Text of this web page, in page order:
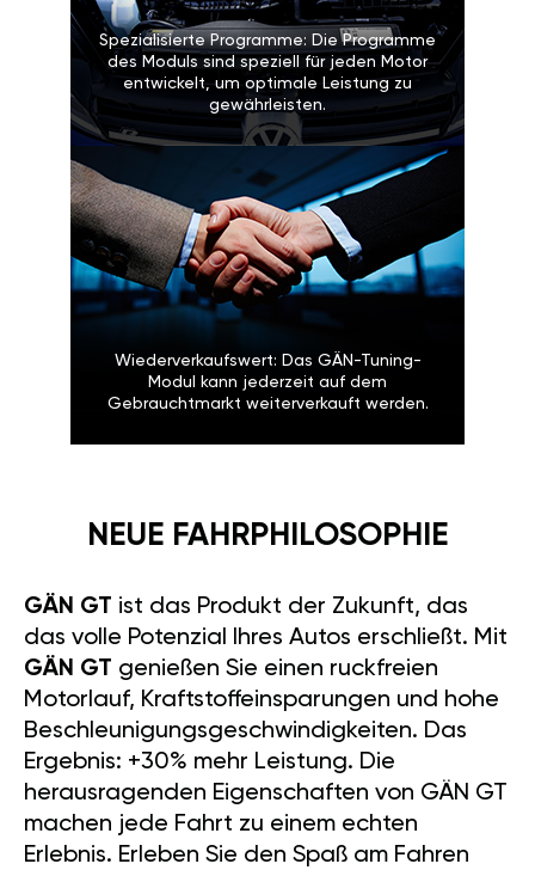
Spezialisierte Programme: Die Programme
des Moduls sind speziell für jeden Motor
entwickelt, um optimale Leistung zu
gewährleisten.
Wiederverkaufswert: Das GÄN-Tuning-
Modul kann jederzeit auf dem
Gebrauchtmarkt weiterverkauft werden.
NEUE FAHRPHILOSOPHIE
GÄN GT ist das Produkt der Zukunft, das
das volle Potenzial Ihres Autos erschließt. Mit
GÄN GT genießen Sie einen ruckfreien
Motorlauf, Kraftstoffeinsparungen und hohe
Beschleunigungsgeschwindigkeiten. Das
Ergebnis: +30% mehr Leistung. Die
herausragenden Eigenschaften von GÄN GT
machen jede Fahrt zu einem echten
Erlebnis. Erleben Sie den Spaß am Fahren